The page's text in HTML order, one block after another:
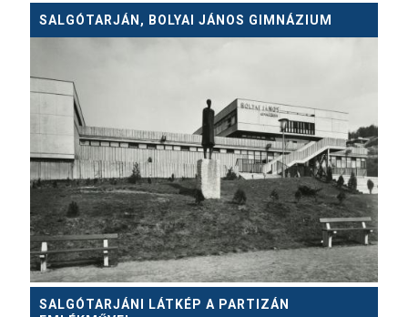
SALGÓTARJÁN, BOLYAI JÁNOS GIMNÁZIUM
SALGÓTARJÁNI LÁTKÉP A PARTIZÁN